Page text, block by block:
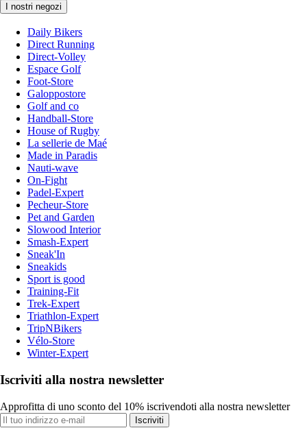
I nostri negozi
Daily Bikers
Direct Running
Direct-Volley
Espace Golf
Foot-Store
Galoppostore
Golf and co
Handball-Store
House of Rugby
La sellerie de Maé
Made in Paradis
Nauti-wave
On-Fight
Padel-Expert
Pecheur-Store
Pet and Garden
Slowood Interior
Smash-Expert
Sneak'In
Sneakids
Sport is good
Training-Fit
Trek-Expert
Triathlon-Expert
TripNBikers
Vélo-Store
Winter-Expert
Iscriviti alla nostra newsletter
Approfitta di uno sconto del 10% iscrivendoti alla nostra newsletter
Iscriviti